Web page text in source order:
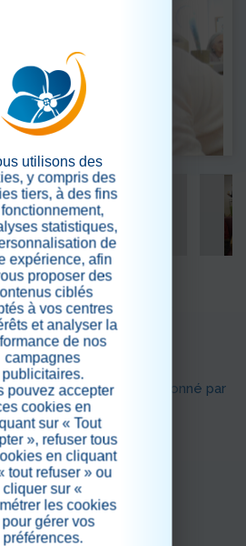
MARS( suite)
noix coco, confectionné par
été un succès.
sociaux
utilisons des
y compris des
tiers, à des fins
statistiques,
de
expérience, afin
proposer des
ciblés
à vos centres
et analyser la
de nos
campagnes
publicitaires.
pouvez accepter
cookies en
sur « Tout
», refuser tous
en cliquant
tout refuser » ou
cliquer sur «
les cookies
pour gérer vos
préférences.